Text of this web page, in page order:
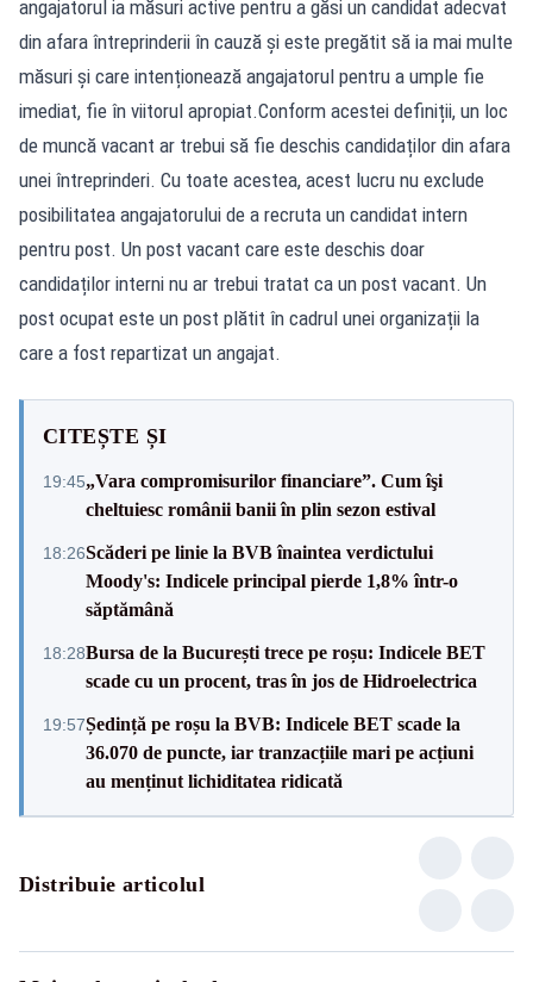
angajatorul ia măsuri active pentru a găsi un candidat adecvat
din afara întreprinderii în cauză și este pregătit să ia mai multe
măsuri și care intenționează angajatorul pentru a umple fie
imediat, fie în viitorul apropiat.Conform acestei definiții, un loc
de muncă vacant ar trebui să fie deschis candidaților din afara
unei întreprinderi. Cu toate acestea, acest lucru nu exclude
posibilitatea angajatorului de a recruta un candidat intern
pentru post. Un post vacant care este deschis doar
candidaților interni nu ar trebui tratat ca un post vacant. Un
post ocupat este un post plătit în cadrul unei organizații la
care a fost repartizat un angajat.
CITEȘTE ȘI
19:45„Vara compromisurilor financiare”. Cum îşi
cheltuiesc românii banii în plin sezon estival
18:26Scăderi pe linie la BVB înaintea verdictului
Moody's: Indicele principal pierde 1,8% într-o
săptămână
18:28Bursa de la București trece pe roșu: Indicele BET
scade cu un procent, tras în jos de Hidroelectrica
19:57Ședință pe roșu la BVB: Indicele BET scade la
36.070 de puncte, iar tranzacțiile mari pe acțiuni
au menținut lichiditatea ridicată
Distribuie articolul